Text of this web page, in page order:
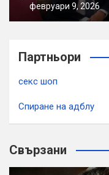
февруари 9, 2026
Партньори
секс шоп
Спиране на адблу
Свързани